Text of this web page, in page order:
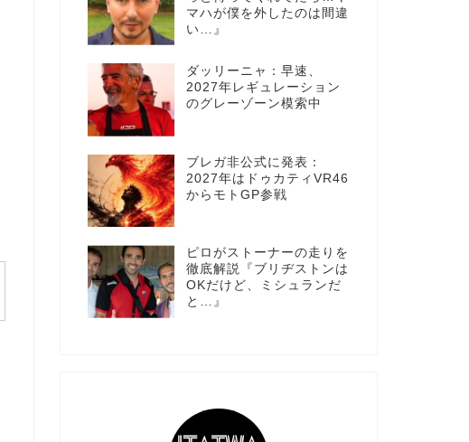
マハが僕を外したのは間違
い…』
ダッリーニャ：早速、
2027年レギュレーション
のグレーゾーン模索中
ブレガ非公式に発表：
2027年はドゥカティVR46
からモトGP参戦
ピロがストーナーの走りを
徹底解説『ブリヂストンは
OKだけど、ミシュランだ
と…』